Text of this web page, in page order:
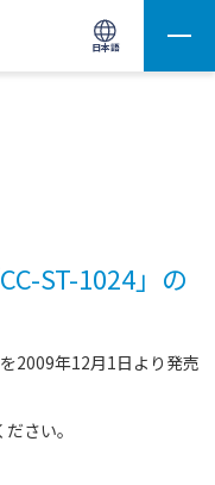
日本語
サイト内検索(Enterで実行)
ST-1024」の
2009年12月1日より発売
さい。